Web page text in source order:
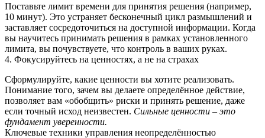
Поставьте лимит времени для принятия решения (например,
10 минут). Это устраняет бесконечный цикл размышлений и
заставляет сосредоточиться на доступной информации. Когда
вы научитесь принимать решения в рамках установленного
лимита, вы почувствуете, что контроль в ваших руках.
4. Фокусируйтесь на ценностях, а не на страхах
Сформулируйте, какие ценности вы хотите реализовать.
Понимание того, зачем вы делаете определённое действие,
позволяет вам «обобщить» риски и принять решение, даже
если точный исход неизвестен. Сильные ценности – это
фундамент уверенности.
Ключевые техники управления неопределённостью